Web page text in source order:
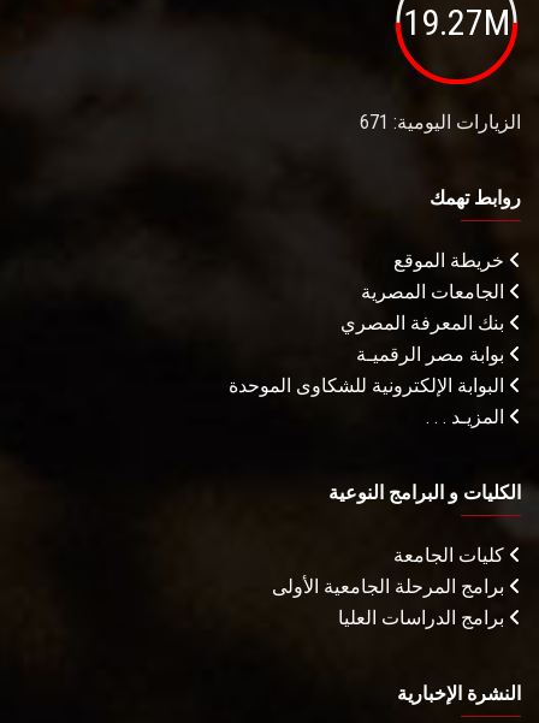
19.27M
الزيارات اليومية: 671
روابط تهمك
خريطة الموقع
الجامعات المصرية
بنك المعرفة المصري
بوابة مصر الرقميـة
البوابة الإلكترونية للشكاوى الموحدة
المزيـد . . .
الكليات و البرامج النوعية
كليات الجامعة
برامج المرحلة الجامعية الأولى
برامج الدراسات العليا
النشرة الإخبارية